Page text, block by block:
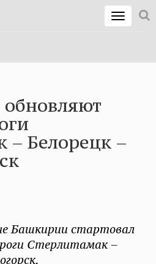
– Белорецк –
Башкирии стартовал
Стерлитамак –